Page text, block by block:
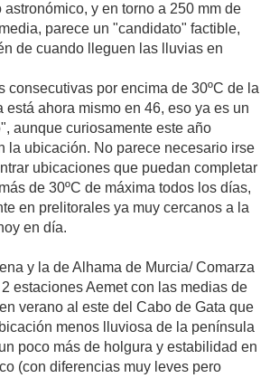
y en torno a 250 mm de
parece un "candidato" factible,
de cuando lleguen las lluvias en
consecutivas por encima de 30ºC de la
está ahora mismo en 46, eso ya es un
aunque curiosamente este año
la ubicación. No parece necesario irse
ubicaciones que puedan completar
de 30ºC de máxima todos los días,
en prelitorales ya muy cercanos a la
en día.
y la de Alhama de Murcia/ Comarza
estaciones Aemet con las medias de
verano al este del Cabo de Gata que
menos lluviosa de la península
poco más de holgura y estabilidad en
(con diferencias muy leves pero